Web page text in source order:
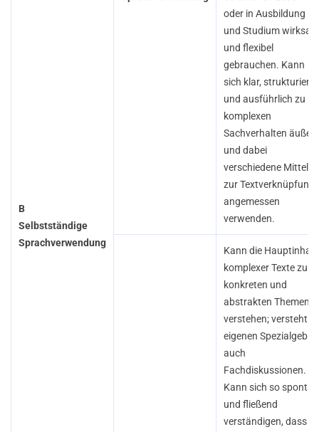
B
Selbstständige
Sprachverwendung
oder in Ausbildung
und Studium wirksam
und flexibel
gebrauchen. Kann
sich klar, strukturiert
und ausführlich zu
komplexen
Sachverhalten
und dabei
verschiedene Mittel
zur Textverknüpfung
angemessen
verwenden.
Kann die
komplexer Texte zu
konkreten und
abstrakten Themen
verstehen; versteht
eigenen Spezialgebiet
auch
Fachdiskussionen.
Kann sich so spontan
und fließend
verständigen, dass